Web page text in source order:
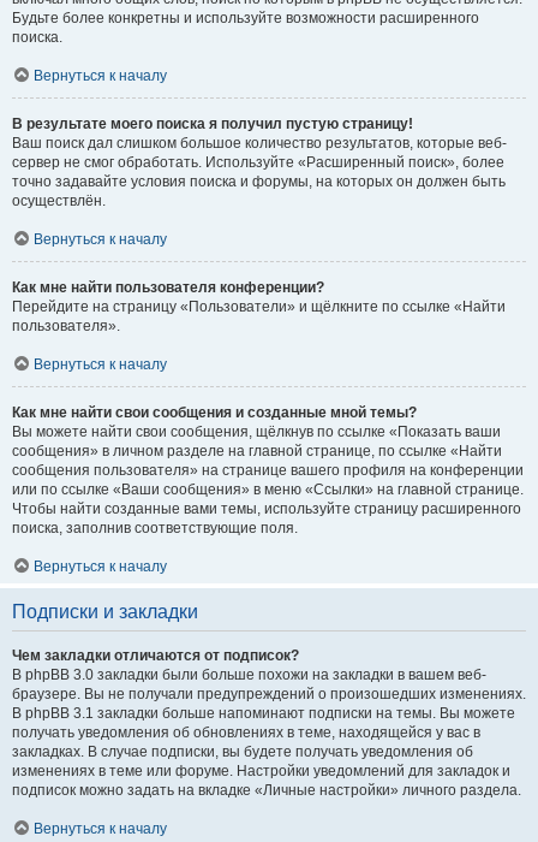
Будьте более конкретны и используйте возможности расширенного
поиска.
Вернуться к началу
В результате моего поиска я получил пустую страницу!
Ваш поиск дал слишком большое количество результатов, которые веб-
сервер не смог обработать. Используйте «Расширенный поиск», более
точно задавайте условия поиска и форумы, на которых он должен быть
осуществлён.
Вернуться к началу
Как мне найти пользователя конференции?
Перейдите на страницу «Пользователи» и щёлкните по ссылке «Найти
пользователя».
Вернуться к началу
Как мне найти свои сообщения и созданные мной темы?
Вы можете найти свои сообщения, щёлкнув по ссылке «Показать ваши
сообщения» в личном разделе на главной странице, по ссылке «Найти
сообщения пользователя» на странице вашего профиля на конференции
или по ссылке «Ваши сообщения» в меню «Ссылки» на главной странице.
Чтобы найти созданные вами темы, используйте страницу расширенного
поиска, заполнив соответствующие поля.
Вернуться к началу
Подписки и закладки
Чем закладки отличаются от подписок?
В phpBB 3.0 закладки были больше похожи на закладки в вашем веб-
браузере. Вы не получали предупреждений о произошедших изменениях.
В phpBB 3.1 закладки больше напоминают подписки на темы. Вы можете
получать уведомления об обновлениях в теме, находящейся у вас в
закладках. В случае подписки, вы будете получать уведомления об
изменениях в теме или форуме. Настройки уведомлений для закладок и
подписок можно задать на вкладке «Личные настройки» личного раздела.
Вернуться к началу